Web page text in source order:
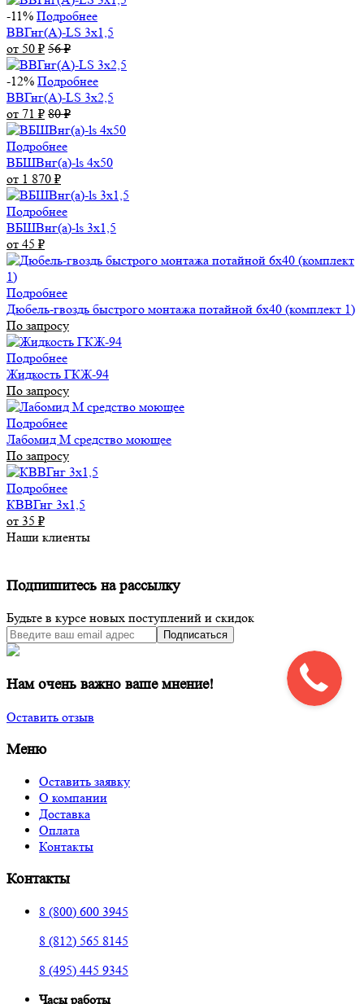
-11% Подробнее
ВВГнг(А)-LS 3х1,5
от 50 ₽ 56₽
-12% Подробнее
ВВГнг(А)-LS 3х2,5
от 71 ₽ 80₽
Подробнее
ВБШВнг(а)-ls 4x50
от 1 870 ₽
Подробнее
ВБШВнг(а)-ls 3х1,5
от 45 ₽
Подробнее
Дюбель-гвоздь быстрого монтажа потайной 6х40 (комплект 1)
По запросу
Подробнее
Жидкость ГКЖ-94
По запросу
Подробнее
Лабомид М средство моющее
По запросу
Подробнее
КВВГнг 3х1,5
от 35 ₽
Наши клиенты
Подпишитесь на рассылку
Будьте в курсе новых поступлений и скидок
Подписаться
Нам очень важно ваше мнение!
Оставить отзыв
Меню
Оставить заявку
О компании
Доставка
Оплата
Контакты
Контакты
8 (800) 600 3945
8 (812) 565 8145
8 (495) 445 9345
Часы работы